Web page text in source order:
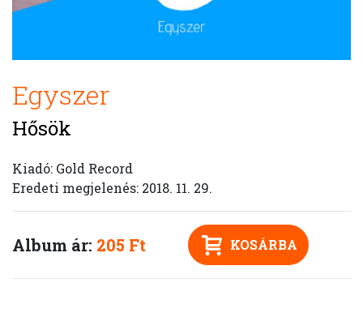
Egyszer
Hősök
Kiadó: Gold Record
Eredeti megjelenés: 2018. 11. 29.
Album ár: 205 Ft KOSÁRBA